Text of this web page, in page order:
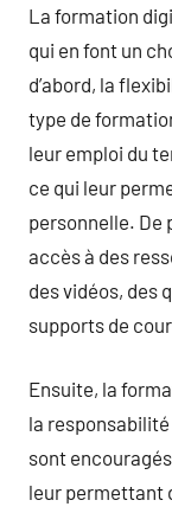
La formation
qui en font un
d’abord, la
type de
leur emploi du
ce qui leur
personnelle. De
accès à des
des vidéos, des
supports de
Ensuite, la
la
sont
leur permettant